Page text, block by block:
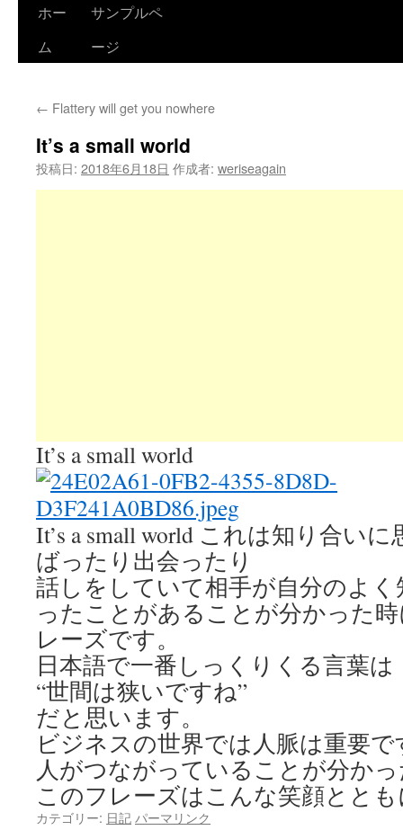
ホー
ム
サンプルペ
ージ
← Flattery will get you nowhere
It’s a small world
投稿日: 2018年6月18日 作成者: weriseagain
It’s a small world
It’s a small world これは知り合い
ばったり出会ったり
話しをしていて相手が自分のよ
ったことがあることが分かった
レーズです。
日本語で一番しっくりくる言葉は
“世間は狭いですね”
だと思います。
ビジネスの世界では人脈は重要
人がつながっていることが分か
このフレーズはこんな笑顔とと
カテゴリー: 日記 パーマリンク